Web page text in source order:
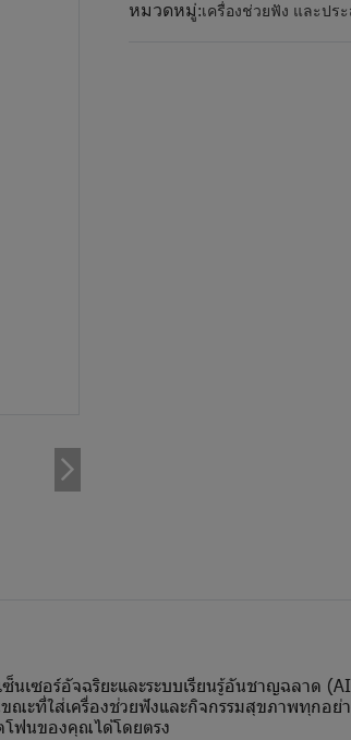
หมวดหมู่:เครื่องช่วยฟัง และปร
เซอร์อัจฉริยะและระบบเรียนรู้อันชาญฉลาด
ณะที่ใส่เครื่องช่วยฟังและกิจกรรมสุขภาพทุกอ
โฟนของคุณได้โดยตรง